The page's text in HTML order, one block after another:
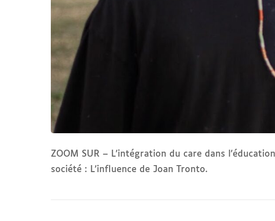
ZOOM SUR – L’intégration du care dans
société : L’influence de Joan Tronto.